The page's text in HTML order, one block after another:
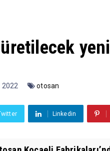
2022 otosan
Linkedin